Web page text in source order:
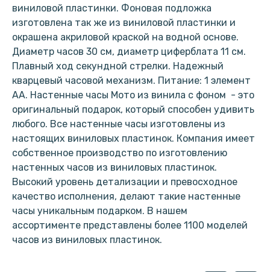
виниловой пластинки. Фоновая подложка
изготовлена так же из виниловой пластинки и
окрашена акриловой краской на водной основе.
Диаметр часов 30 см, диаметр циферблата 11 см.
Плавный ход секундной стрелки. Надежный
кварцевый часовой механизм. Питание: 1 элемент
АА. Настенные часы Мото из винила с фоном - это
оригинальный подарок, который способен удивить
любого. Все настенные часы изготовлены из
настоящих виниловых пластинок. Компания имеет
собственное производство по изготовлению
настенных часов из виниловых пластинок.
Высокий уровень детализации и превосходное
качество исполнения, делают такие настенные
часы уникальным подарком. В нашем
ассортименте представлены более 1100 моделей
часов из виниловых пластинок.